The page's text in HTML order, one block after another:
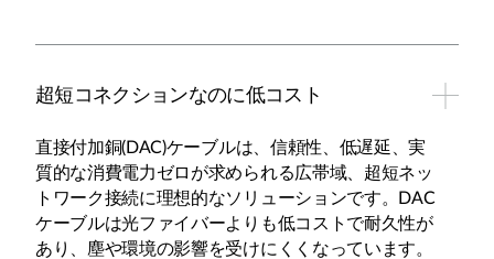
超短コネクションなのに低コスト
直接付加銅(DAC)ケーブルは、信頼性、低遅延、実
質的な消費電力ゼロが求められる広帯域、超短ネッ
トワーク接続に理想的なソリューションです。DAC
ケーブルは光ファイバーよりも低コストで耐久性が
あり、塵や環境の影響を受けにくくなっています。